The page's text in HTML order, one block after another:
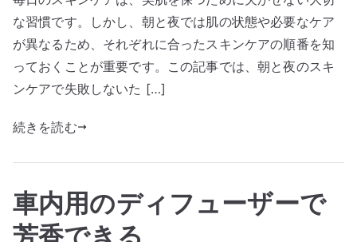
な習慣です。しかし、朝と夜では肌の状態や必要なケア
が異なるため、それぞれに合ったスキンケアの順番を知
っておくことが重要です。この記事では、朝と夜のスキ
ンケアで失敗しないた […]
続きを読む
車内用のディフューザーで